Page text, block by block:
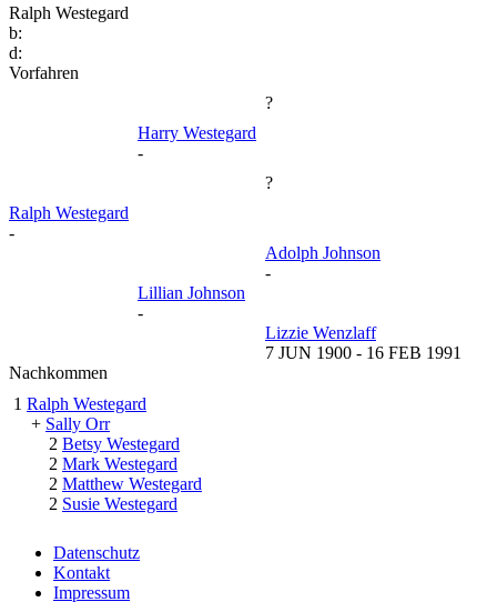
Ralph Westegard
b:
d:
Vorfahren
?
Harry Westegard
-
?
Ralph Westegard
-
Adolph Johnson
-
Lillian Johnson
-
Lizzie Wenzlaff
7 JUN 1900 - 16 FEB 1991
Nachkommen
1 Ralph Westegard
+ Sally Orr
2 Betsy Westegard
2 Mark Westegard
2 Matthew Westegard
2 Susie Westegard
Datenschutz
Kontakt
Impressum